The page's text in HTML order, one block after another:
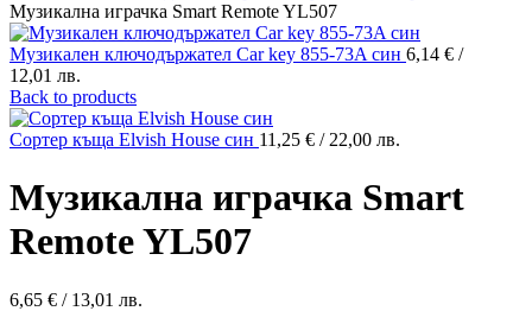
Музикална играчка Smart Remote YL507
Музикален ключодържател Car key 855-73A син 6,14 € /
12,01 лв.
Back to products
Сортер къща Elvish House син 11,25 € / 22,00 лв.
Музикална играчка Smart
Remote YL507
6,65 € / 13,01 лв.